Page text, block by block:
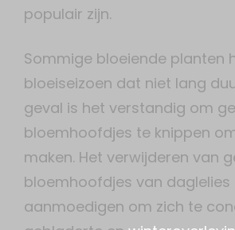
populair zijn.
Sommige bloeiende planten
bloeiseizoen dat niet lang
geval is het verstandig om
bloemhoofdjes te knippen
maken. Het verwijderen van
bloemhoofdjes van daglelies
aanmoedigen om zich te